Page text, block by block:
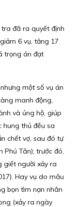
đã ra quyết định
6 vụ, tăng 17
trọng án đạt
một số vụ án
manh động,
và ủng hộ, giúp
hung thủ đều sa
chết vợ, sau đó tự
Phú Tân); trước đó,
giết người xảy ra
Hay vụ do mâu
bọn tìm nạn nhân
(xảy ra ngày